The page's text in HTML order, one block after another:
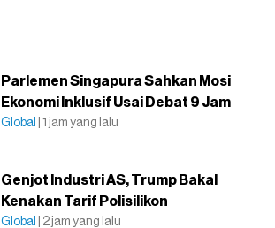
Parlemen Singapura Sahkan Mosi
Ekonomi Inklusif Usai Debat 9 Jam
Global | 1 jam yang lalu
Genjot Industri AS, Trump Bakal
Kenakan Tarif Polisilikon
Global | 2 jam yang lalu